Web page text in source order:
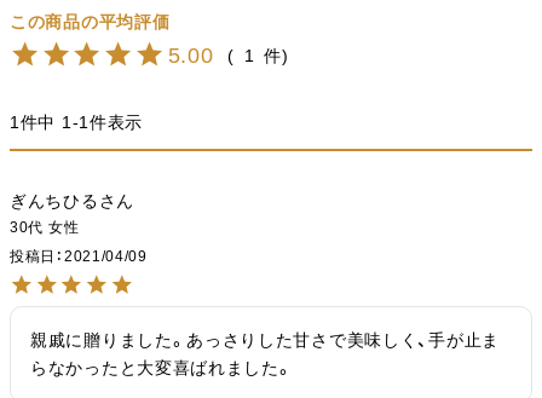
5.00 1
1件中 1-1件表示
ぎんちひる
30代 女性
投稿日
2021/04/09
親戚に贈りました。あっさりした甘さで美味しく、手が止ま
らなかったと大変喜ばれました。